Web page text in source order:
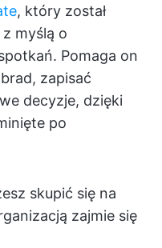
, który został
myślą o
Pomaga on
zapisać
decyzje, dzięki
po
skupić się na
zajmie się